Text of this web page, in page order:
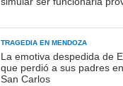
TRAGEDIA EN MENDOZA
La emotiva despedida de
que perdió a sus padres
San Carlos